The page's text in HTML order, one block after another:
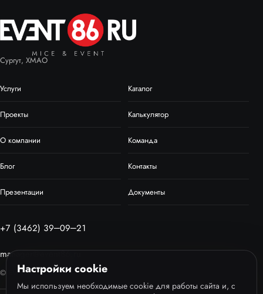
Сургут, ХМАО
Услуги Каталог
Проекты Калькулятор
О компании Команда
Блог Контакты
Презентации Документы
+7 (3462) 39‒09‒21
manager@event86.ru
© EVENT86, 2013–2026
Настройки cookie
Мы используем необходимые cookie для работы сайта и, с